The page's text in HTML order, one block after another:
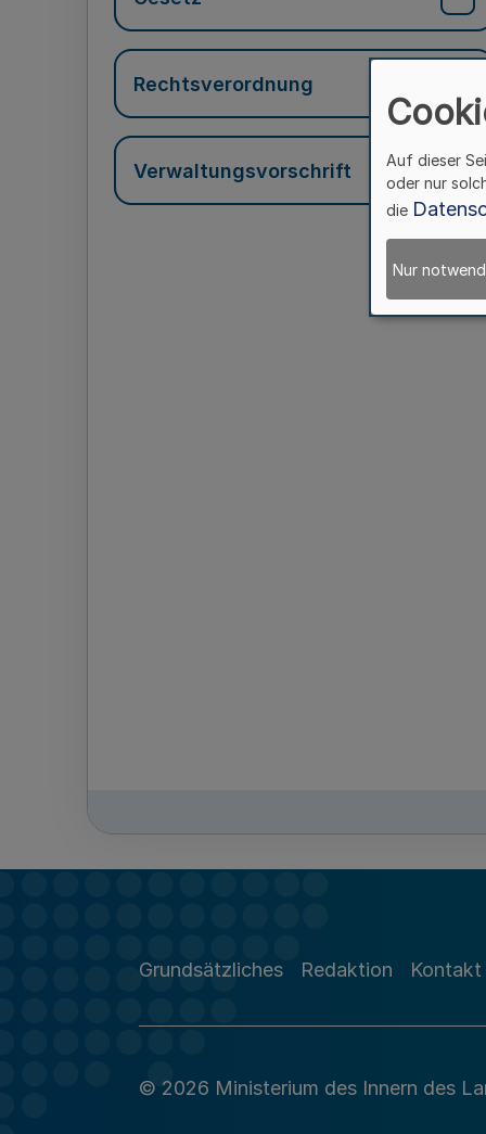
Rechtsverordnung
Verwaltungsvorschrift
Grundsätzliches Redaktion Kontakt
© 2026 Ministerium des Innern des
Auf dieser
oder nur
die
Nur